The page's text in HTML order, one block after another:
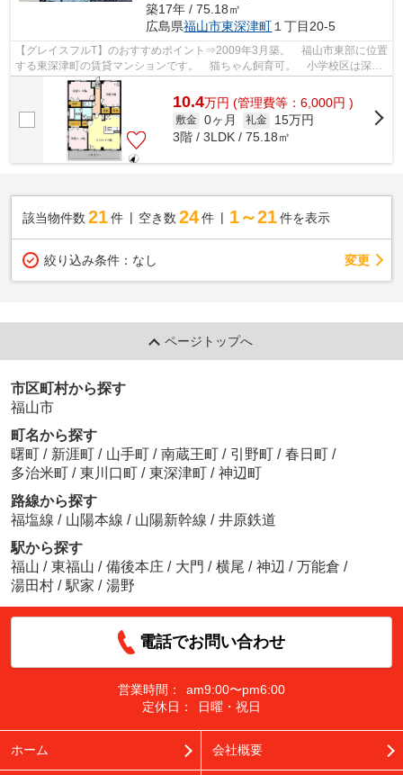
築17年 / 75.18㎡
広島県福山市東深津町 １丁目20-5
【グレイスフルT】のおすすめポイント⇒2009年3月築。 福山市東部に位置
する東深津町の賃貸マンションです。 猫ちゃん飼育可。 小学校区は深津
小学校です！ 徒歩約6分のところには...
10.4万円 (管理費等：6,000円 )
敷金 0ヶ月 礼金
15万円
3階 / 3LDK / 75.18㎡
該当物件数 21件 空き数 24 件 1～21 件を表示
絞り込み条件： なし 変更
ページトップへ
市区町村から探す
福山市
町名から探す
曙町 / 新涯町 / 山手町 / 南蔵王町 / 引野町 / 春日町 /
多治米町 / 東川口町 / 東深津町 / 神辺町
路線から探す
福塩線 / 山陽本線 / 山陽新幹線 / 井原鉄道
駅から探す
福山 / 東福山 / 備後本庄 / 大門 / 横尾 / 神辺 / 万能倉 /
湯田村 / 駅家 / 湯野
電話でお問い合わせ
営業時間：
am9:00〜pm6:00
定休日：
日曜・祝日
ホーム 会社概要